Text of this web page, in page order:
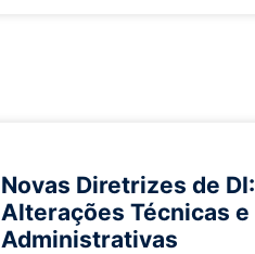
Novas Diretrizes de DI:
Alterações Técnicas e
Administrativas